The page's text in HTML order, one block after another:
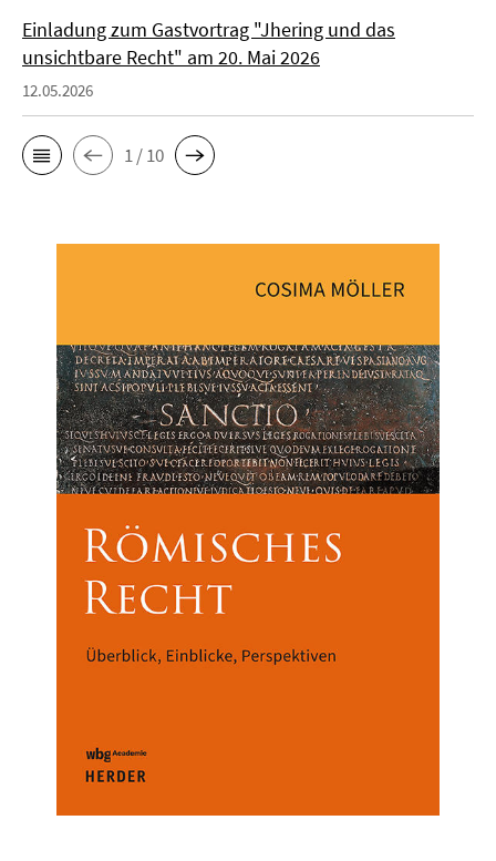
Einladung zum Gastvortrag "Jhering und das
unsichtbare Recht" am 20. Mai 2026
12.05.2026
1 / 10